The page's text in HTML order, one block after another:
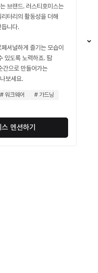
브랜드. 러스티호미스는
터리의 활동성을 더해
듭니다.
셔널하게 즐기는 모습이
있도록 노력하죠. 땀
간으로 만들어가는
보세요.
# 워크웨어
# 가드닝
멘션하기